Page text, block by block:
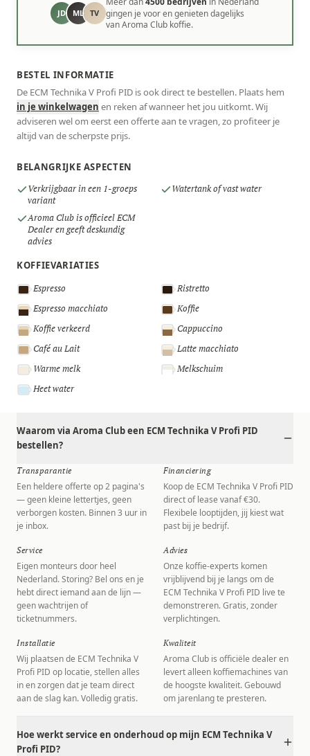
JD ML TV
gingen je voor en genieten dagelijks
van Aroma Club koffie.
BESTEL INFORMATIE
De ECM Technika V Profi PID is ook direct te bestellen. Plaats hem
in je winkelwagen en reken af wanneer het jou uitkomt. Wij
adviseren wel om eerst een offerte aan te vragen, zo profiteer je
altijd van de scherpste prijs.
BELANGRIJKE ASPECTEN
Verkrijgbaar in een 1-groeps
variant
Watertank of vast water
Aroma Club is officieel ECM
Dealer en geeft deskundig
advies
KOFFIEVARIATIES
Espresso
Ristretto
Espresso macchiato
Koffie
Koffie verkeerd
Cappuccino
Café au Lait
Latte macchiato
Warme melk
Melkschuim
Heet water
Waarom via Aroma Club een ECM Technika V Profi PID
bestellen?
Transparantie
Een heldere offerte op 2 pagina's
— geen kleine lettertjes, geen
verborgen kosten. Binnen 3 uur in
je inbox.
Financiering
Koop de ECM Technika V Profi PID
direct of lease vanaf €30.
Flexibele looptijden, jij kiest wat
past bij je bedrijf.
Service
Eigen monteurs door heel
Nederland. Storing? Bel ons en je
hebt direct iemand aan de lijn —
geen wachtrijen of
ticketnummers.
Advies
Onze koffie-experts komen
vrijblijvend bij je langs om de
ECM Technika V Profi PID live te
demonstreren. Gratis, zonder
verplichtingen.
Installatie
Wij plaatsen de ECM Technika V
Profi PID op locatie, stellen alles
in en zorgen dat je team direct
aan de slag kan. Volledig gratis.
Kwaliteit
Aroma Club is officiële dealer en
levert alleen koffiemachines van
de hoogste kwaliteit. Gebouwd
om jarenlang te presteren.
Hoe werkt service en onderhoud op mijn ECM Technika V
Profi PID?